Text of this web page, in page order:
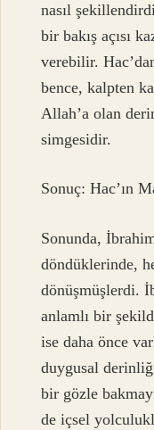
nasıl
bir bakış açısı
verebilir.
bence, kalpten
Allah’a olan
simgesidir.
Sonuç: Hac’ın
Sonunda,
döndüklerinde,
dönüşmüşlerdi.
anlamlı bir
ise daha önce
duygusal
bir gözle
de içsel